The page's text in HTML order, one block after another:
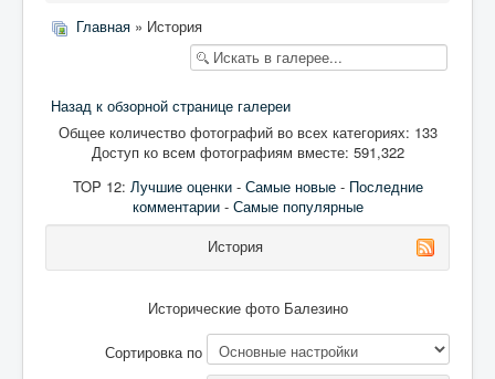
Главная » История
Назад к обзорной странице галереи
Общее количество фотографий во всех категориях: 133
Доступ ко всем фотографиям вместе: 591,322
TOP 12: Лучшие оценки- Самые новые- Последние
комментарии- Самые популярные
История
Исторические фото Балезино
Сортировка по